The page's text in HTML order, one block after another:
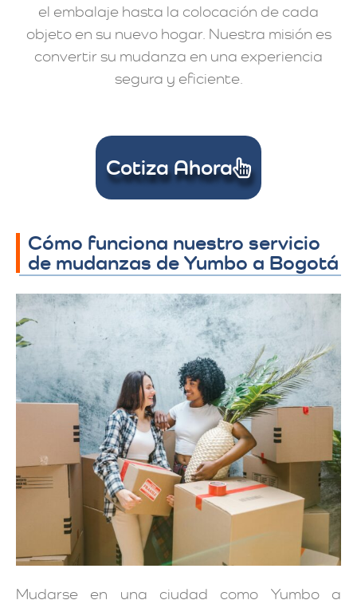
el embalaje hasta la colocación de cada
objeto en su nuevo hogar. Nuestra misión es
convertir su mudanza en una experiencia
segura y eficiente.
Cotiza Ahora
Cómo funciona nuestro servicio
de mudanzas de Yumbo a Bogotá
Mudarse en una ciudad como Yumbo a